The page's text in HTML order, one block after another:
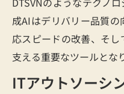
成AIはデリバリー品質
応スピードの改善、そ
支える重要なツールとな
ITアウトソーシ